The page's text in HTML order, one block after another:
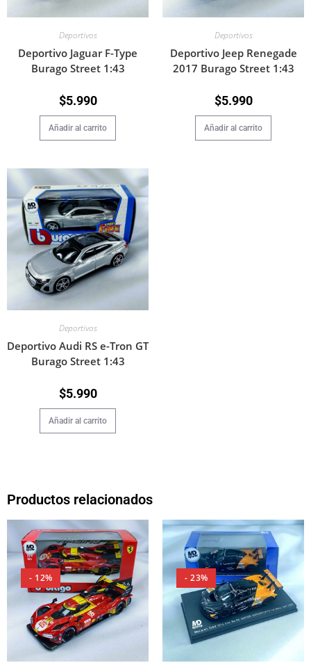
Deportivos
Deportivo Jaguar F-Type
Burago Street 1:43
$5.990
Añadir al carrito
Deportivos
Deportivo Jeep Renegade
2017 Burago Street 1:43
$5.990
Añadir al carrito
Deportivos
Deportivo Audi RS e-Tron GT
Burago Street 1:43
$5.990
Añadir al carrito
Productos relacionados
- 12% - 23%